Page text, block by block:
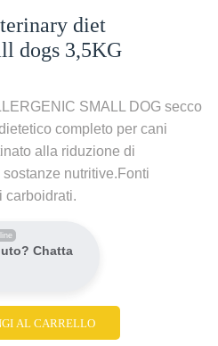
diet
dogs 3,5KG
SMALL DOG secco
completo per cani
alla riduzione di
nutritive.Fonti
carboidrati.
Chatta
AL CARRELLO